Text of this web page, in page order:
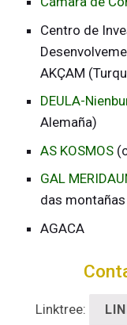
Centro de
AKÇAM
DEULA-
Alemaña)
AS KOSMOS
GAL
das
AGACA​
Linktree: